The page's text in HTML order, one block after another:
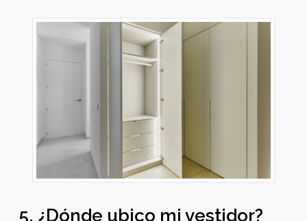
5. ¿Dónde ubico mi vestidor?